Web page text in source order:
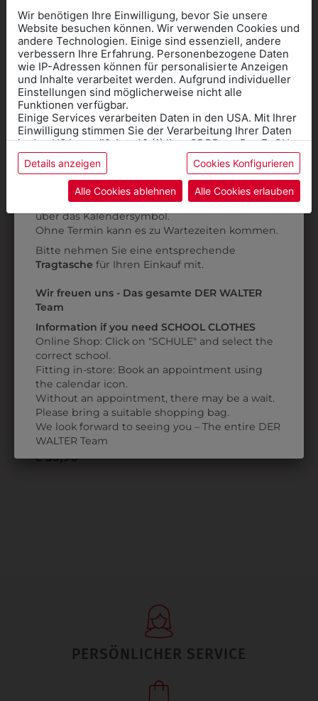
308781001
DAMENHOSE
308838001
DAMENHOSE 7/8
ZULETZT ANGESEHEN
2164155821
UNISEXHOSE
CARGO
€ 55,90
PERSÖNLICHER SERVICE
Wir benötigen Ihre Einwilligung, bevor Sie unsere
Website besuchen können. Wir verwenden Cookies und
andere Technologien. Einige sind essenziell, andere
verbessern Ihre Erfahrung. Personenbezogene Daten
wie IP-Adressen können für personalisierte Anzeigen
und Inhalte verarbeitet werden. Aufgrund individueller
Einstellungen sind möglicherweise nicht alle
Funktionen verfügbar.
Einige Services verarbeiten Daten in den USA. Mit Ihrer
Einwilligung stimmen Sie der Verarbeitung Ihrer Daten
in den USA gemäß Art. 49 (1) lit. a GDPR zu. Der EuGH
stuft die USA als Land mit unzureichendem Datenschutz
ein, und es besteht das Risiko, dass US-Behörden
Daten ohne Klagemöglichkeit für Europäer überwachen.
Datenschutzerklärungbzw. im
Details anzeigen Cookies Konfigurieren
Alle Cookies ablehnen Alle Cookies erlauben
Informationen wenn Sie
Kleidung
für die SCHULE
benötigen
Online Shop: Klick auf SCHULE in der
Kategorie und die richtige Schule auswählen.
AnprobeVorort im Geschäft: Termin buchen
über das Kalendersymbol.
Ohne Termin kann es zu Wartezeiten kommen.
Bitte nehmen Sie eine entsprechende
Tragtasche für Ihren Einkauf mit.
Wir freuen uns - Das gesamte DER WALTER
Team
Information if you need SCHOOL CLOTHES
Online Shop: Click on "SCHULE" and select the
correct school.
Fitting in-store: Book an appointment using
the calendar icon.
Without an appointment, there may be a wait.
Please bring a suitable shopping bag.
We look forward to seeing you – The entire DER
WALTER Team